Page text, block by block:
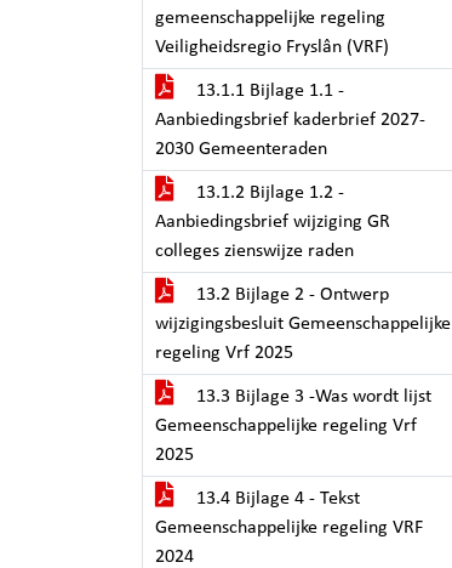
gemeenschappelijke regeling
Veiligheidsregio Fryslân (VRF)
13.1.1 Bijlage 1.1 -
Aanbiedingsbrief kaderbrief 2027-
2030 Gemeenteraden
13.1.2 Bijlage 1.2 -
Aanbiedingsbrief wijziging GR
colleges zienswijze raden
13.2 Bijlage 2 - Ontwerp
wijzigingsbesluit Gemeenschappelijke
regeling Vrf 2025
13.3 Bijlage 3 -Was wordt lijst
Gemeenschappelijke regeling Vrf
2025
13.4 Bijlage 4 - Tekst
Gemeenschappelijke regeling VRF
2024